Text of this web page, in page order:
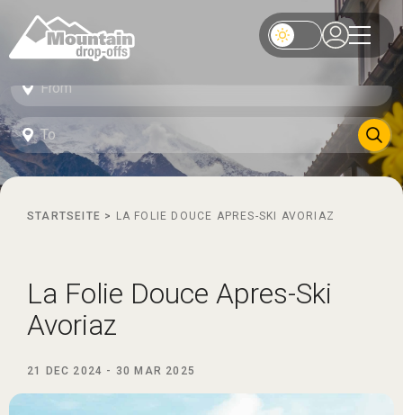
STARTSEITE > LA FOLIE DOUCE APRES-SKI AVORIAZ
La Folie Douce Apres-Ski
Avoriaz
21 DEC 2024 - 30 MAR 2025